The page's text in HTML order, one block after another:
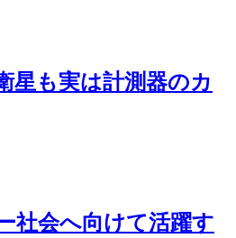
星も実は計測器のカ
社会へ向けて活躍す